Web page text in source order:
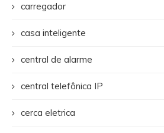
carregador
casa inteligente
central de alarme
central telefônica IP
cerca eletrica